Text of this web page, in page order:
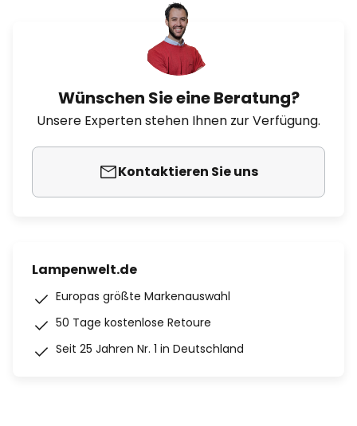
Wünschen Sie eine Beratung?
Unsere Experten stehen Ihnen zur Verfügung.
Kontaktieren Sie uns
Lampenwelt.de
Europas größte Markenauswahl
50 Tage kostenlose Retoure
Seit 25 Jahren Nr. 1 in Deutschland